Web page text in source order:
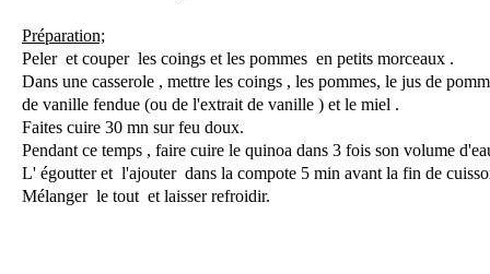
Préparation;
Peler et couper les coings et les pommes en petits morceaux .
Dans une casserole , mettre les coings , les pommes, le jus de
de vanille fendue (ou de l'extrait de vanille ) et le miel .
Faites cuire 30 mn sur feu doux.
Pendant ce temps , faire cuire le quinoa dans 3 fois son volume
L' égoutter et l'ajouter dans la compote 5 min avant la fin de
Mélanger le tout et laisser refroidir.